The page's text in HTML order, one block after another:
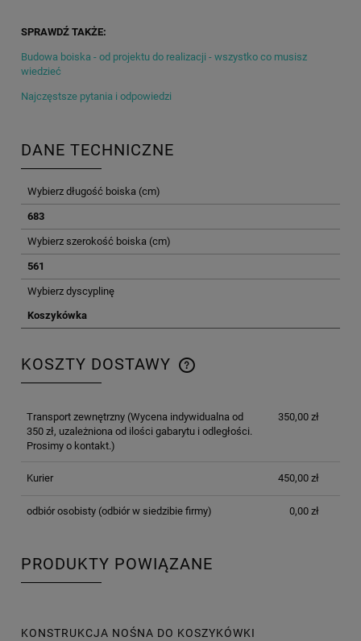
SPRAWDŹ TAKŻE:
Budowa boiska - od projektu do realizacji - wszystko co musisz
wiedzieć
Najczęstsze pytania i odpowiedzi
DANE TECHNICZNE
Wybierz długość boiska (cm)
683
Wybierz szerokość boiska (cm)
561
Wybierz dyscyplinę
Koszykówka
KOSZTY DOSTAWY
CENA NIE ZAWIERA EWENTUALNYCH KOSZTÓW
Transport zewnętrzny(Wycena indywidualna od
350 zł, uzależniona od ilości gabarytu i odległości.
Prosimy o kontakt.)
350,00 zł
Kurier 450,00 zł
odbiór osobisty(odbiór w siedzibie firmy) 0,00 zł
PRODUKTY POWIĄZANE
KONSTRUKCJA NOŚNA DO KOSZYKÓWKI